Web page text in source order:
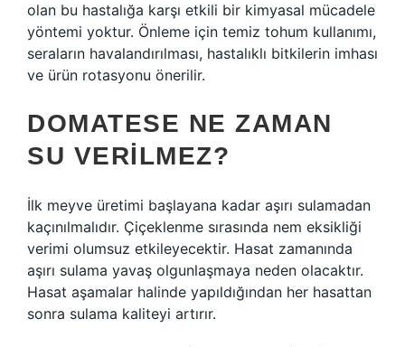
olan bu hastalığa karşı etkili bir kimyasal mücadele
yöntemi yoktur. Önleme için temiz tohum kullanımı,
seraların havalandırılması, hastalıklı bitkilerin imhası
ve ürün rotasyonu önerilir.
DOMATESE NE ZAMAN
SU VERILMEZ?
İlk meyve üretimi başlayana kadar aşırı sulamadan
kaçınılmalıdır. Çiçeklenme sırasında nem eksikliği
verimi olumsuz etkileyecektir. Hasat zamanında
aşırı sulama yavaş olgunlaşmaya neden olacaktır.
Hasat aşamalar halinde yapıldığından her hasattan
sonra sulama kaliteyi artırır.